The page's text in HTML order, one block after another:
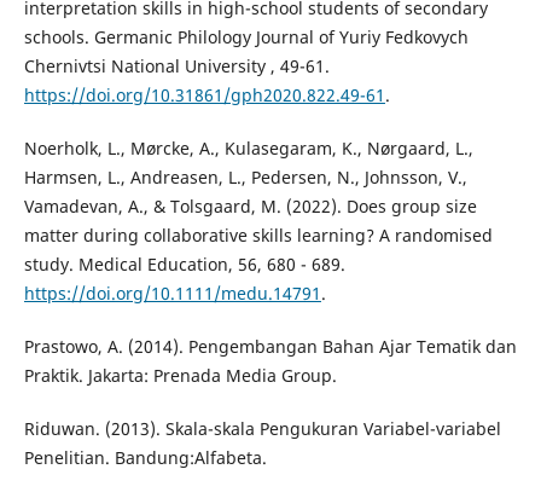
interpretation skills in high-school students of secondary
schools. Germanic Philology Journal of Yuriy Fedkovych
Chernivtsi National University , 49-61.
https://doi.org/10.31861/gph2020.822.49-61 .
Noerholk, L., Mørcke, A., Kulasegaram, K., Nørgaard, L.,
Harmsen, L., Andreasen, L., Pedersen, N., Johnsson, V.,
Vamadevan, A., & Tolsgaard, M. (2022). Does group size
matter during collaborative skills learning? A randomised
study. Medical Education, 56, 680 - 689.
https://doi.org/10.1111/medu.14791 .
Prastowo, A. (2014). Pengembangan Bahan Ajar Tematik dan
Praktik. Jakarta: Prenada Media Group.
Riduwan. (2013). Skala-skala Pengukuran Variabel-variabel
Penelitian. Bandung:Alfabeta.